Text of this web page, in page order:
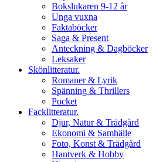
Bokslukaren 9-12 år
Unga vuxna
Faktaböcker
Saga & Present
Anteckning & Dagböcker
Leksaker
Skönlitteratur.
Romaner & Lyrik
Spänning & Thrillers
Pocket
Facklitteratur.
Djur, Natur & Trädgård
Ekonomi & Samhälle
Foto, Konst & Trädgård
Hantverk & Hobby